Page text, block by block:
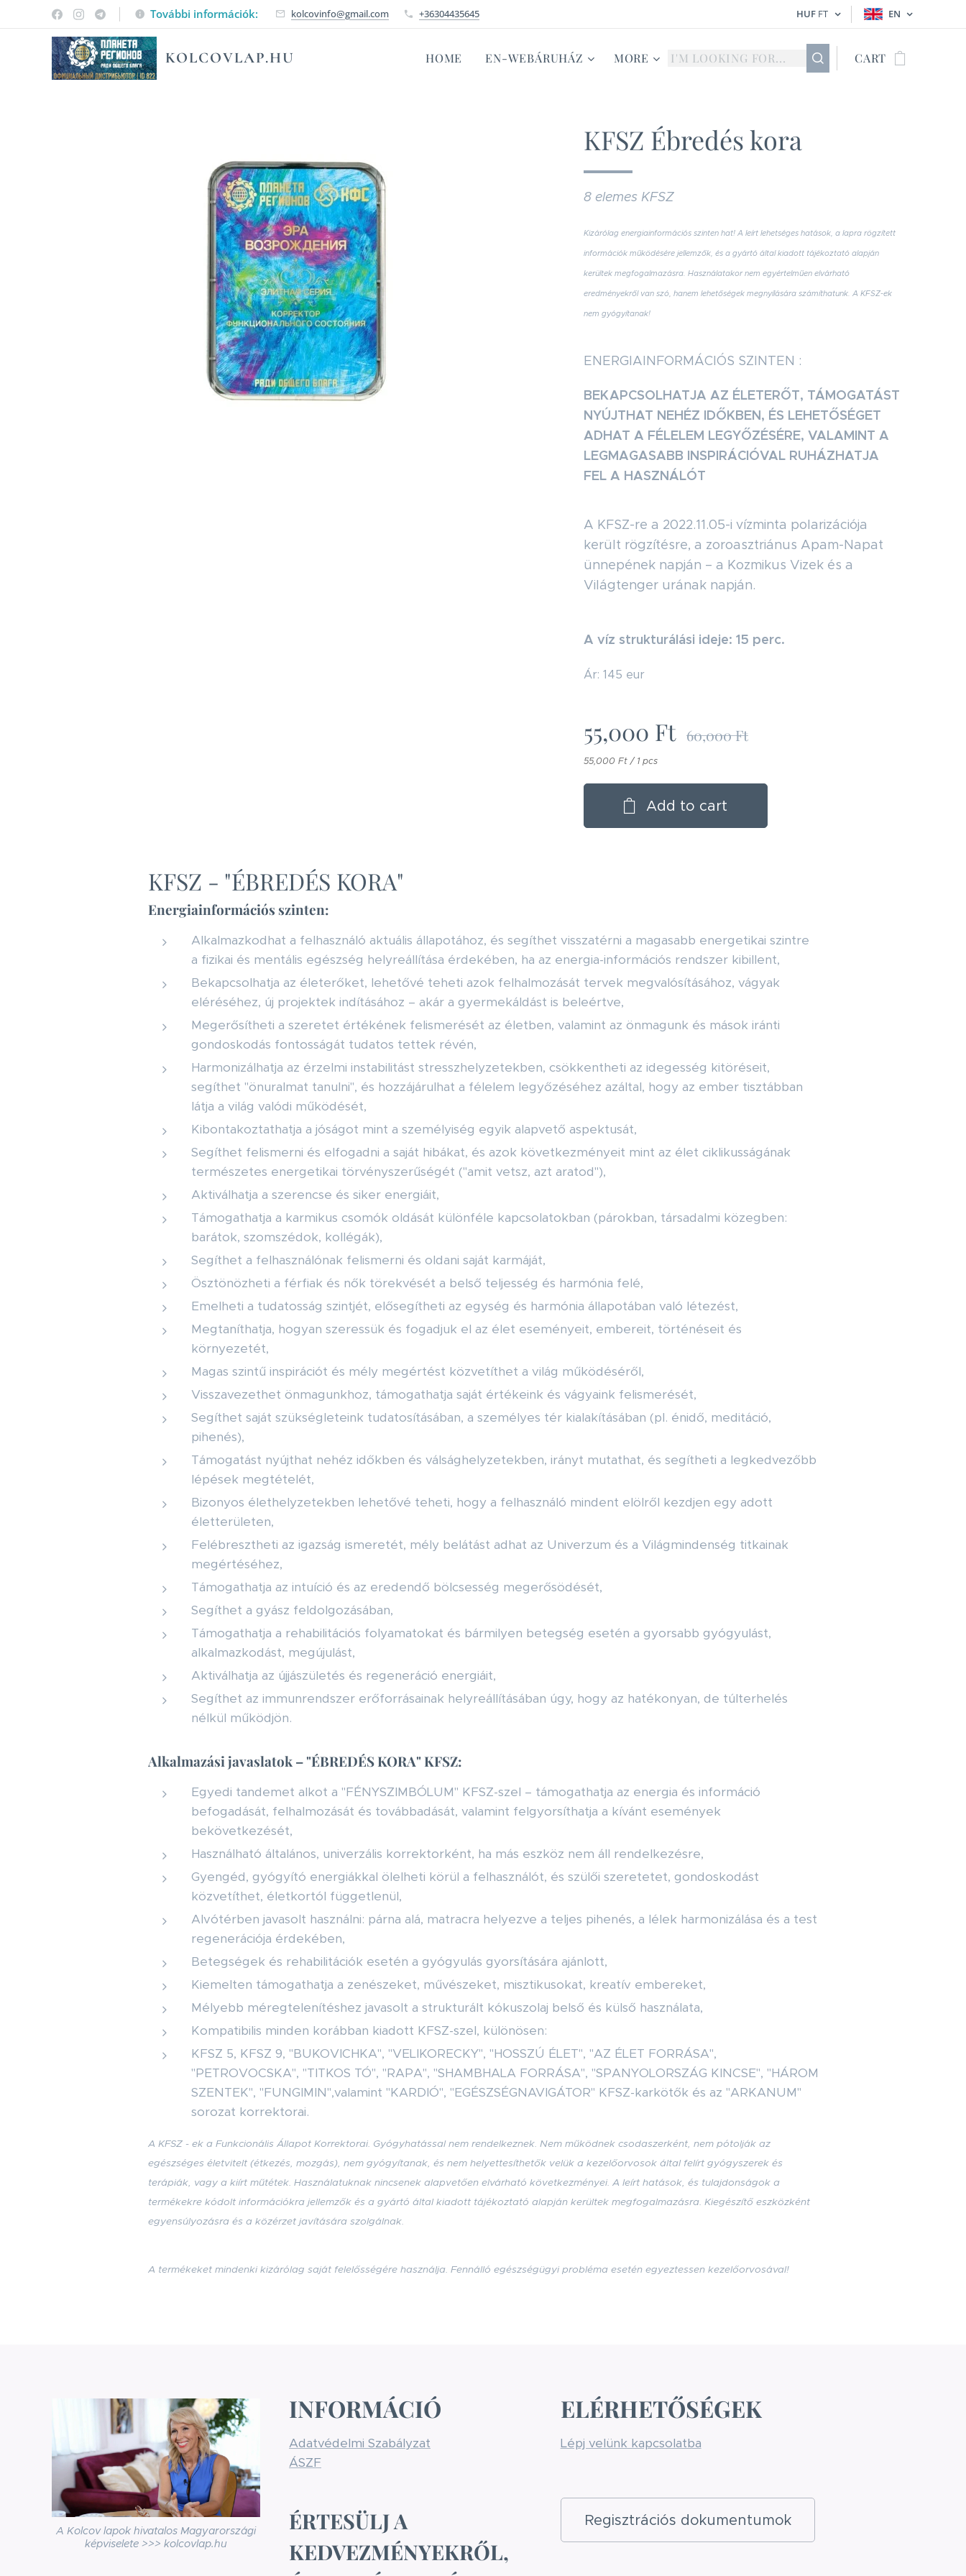
További információk: kolcovinfo@gmail.com +36304435645 HUF FT EN
KOLCOVLAP.HU HOME EN-WEBÁRUHÁZ MORE CART
KFSZ Ébredés kora
8 elemes KFSZ
Kizárólag energiainformációs szinten hat! A leírt lehetséges hatások, a lapra rögzített
információk működésére jellemzők, és a gyártó által kiadott tájékoztató alapján
kerültek megfogalmazásra. Használatakor nem egyértelműen elvárható
eredményekről van szó, hanem lehetőségek megnyílására számíthatunk. A KFSZ-ek
nem gyógyítanak!
ENERGIAINFORMÁCIÓS SZINTEN :
BEKAPCSOLHATJA AZ ÉLETERŐT, TÁMOGATÁST
NYÚJTHAT NEHÉZ IDŐKBEN, ÉS LEHETŐSÉGET
ADHAT A FÉLELEM LEGYŐZÉSÉRE, VALAMINT A
LEGMAGASABB INSPIRÁCIÓVAL RUHÁZHATJA
FEL A HASZNÁLÓT
A KFSZ-re a 2022.11.05-i vízminta polarizációja
került rögzítésre, a zoroasztriánus Apam-Napat
ünnepének napján – a Kozmikus Vizek és a
Világtenger urának napján.
A víz strukturálási ideje: 15 perc.
Ár: 145 eur
55,000 Ft 60,000Ft
55,000 Ft / 1 pcs
Add to cart
KFSZ - "ÉBREDÉS KORA"
Energiainformációs szinten:
Alkalmazkodhat a felhasználó aktuális állapotához, és segíthet visszatérni a magasabb energetikai szintre
a fizikai és mentális egészség helyreállítása érdekében, ha az energia-információs rendszer kibillent,
Bekapcsolhatja az életerőket, lehetővé teheti azok felhalmozását tervek megvalósításához, vágyak
eléréséhez, új projektek indításához – akár a gyermekáldást is beleértve,
Megerősítheti a szeretet értékének felismerését az életben, valamint az önmagunk és mások iránti
gondoskodás fontosságát tudatos tettek révén,
Harmonizálhatja az érzelmi instabilitást stresszhelyzetekben, csökkentheti az idegesség kitöréseit,
segíthet "önuralmat tanulni", és hozzájárulhat a félelem legyőzéséhez azáltal, hogy az ember tisztábban
látja a világ valódi működését,
Kibontakoztathatja a jóságot mint a személyiség egyik alapvető aspektusát,
Segíthet felismerni és elfogadni a saját hibákat, és azok következményeit mint az élet ciklikusságának
természetes energetikai törvényszerűségét ("amit vetsz, azt aratod"),
Aktiválhatja a szerencse és siker energiáit,
Támogathatja a karmikus csomók oldását különféle kapcsolatokban (párokban, társadalmi közegben:
barátok, szomszédok, kollégák),
Segíthet a felhasználónak felismerni és oldani saját karmáját,
Ösztönözheti a férfiak és nők törekvését a belső teljesség és harmónia felé,
Emelheti a tudatosság szintjét, elősegítheti az egység és harmónia állapotában való létezést,
Megtaníthatja, hogyan szeressük és fogadjuk el az élet eseményeit, embereit, történéseit és
környezetét,
Magas szintű inspirációt és mély megértést közvetíthet a világ működéséről,
Visszavezethet önmagunkhoz, támogathatja saját értékeink és vágyaink felismerését,
Segíthet saját szükségleteink tudatosításában, a személyes tér kialakításában (pl. énidő, meditáció,
pihenés),
Támogatást nyújthat nehéz időkben és válsághelyzetekben, irányt mutathat, és segítheti a legkedvezőbb
lépések megtételét,
Bizonyos élethelyzetekben lehetővé teheti, hogy a felhasználó mindent elölről kezdjen egy adott
életterületen,
Felébresztheti az igazság ismeretét, mély belátást adhat az Univerzum és a Világmindenség titkainak
megértéséhez,
Támogathatja az intuíció és az eredendő bölcsesség megerősödését,
Segíthet a gyász feldolgozásában,
Támogathatja a rehabilitációs folyamatokat és bármilyen betegség esetén a gyorsabb gyógyulást,
alkalmazkodást, megújulást,
Aktiválhatja az újjászületés és regeneráció energiáit,
Segíthet az immunrendszer erőforrásainak helyreállításában úgy, hogy az hatékonyan, de túlterhelés
nélkül működjön.
Alkalmazási javaslatok – "ÉBREDÉS KORA" KFSZ:
Egyedi tandemet alkot a "FÉNYSZIMBÓLUM" KFSZ-szel – támogathatja az energia és információ
befogadását, felhalmozását és továbbadását, valamint felgyorsíthatja a kívánt események
bekövetkezését,
Használható általános, univerzális korrektorként, ha más eszköz nem áll rendelkezésre,
Gyengéd, gyógyító energiákkal ölelheti körül a felhasználót, és szülői szeretetet, gondoskodást
közvetíthet, életkortól függetlenül,
Alvótérben javasolt használni: párna alá, matracra helyezve a teljes pihenés, a lélek harmonizálása és a test
regenerációja érdekében,
Betegségek és rehabilitációk esetén a gyógyulás gyorsítására ajánlott,
Kiemelten támogathatja a zenészeket, művészeket, misztikusokat, kreatív embereket,
Mélyebb méregtelenítéshez javasolt a strukturált kókuszolaj belső és külső használata,
Kompatibilis minden korábban kiadott KFSZ-szel, különösen:
KFSZ 5, KFSZ 9, "BUKOVICHKA", "VELIKORECKY", "HOSSZÚ ÉLET", "AZ ÉLET FORRÁSA",
"PETROVOCSKA", "TITKOS TÓ", "RAPA", "SHAMBHALA FORRÁSA", "SPANYOLORSZÁG KINCSE", "HÁROM
SZENTEK", "FUNGIMIN",valamint "KARDIÓ", "EGÉSZSÉGNAVIGÁTOR" KFSZ-karkötők és az "ARKANUM"
sorozat korrektorai.
A KFSZ - ek a Funkcionális Állapot Korrektorai. Gyógyhatással nem rendelkeznek. Nem működnek csodaszerként, nem pótolják az
egészséges életvitelt (étkezés, mozgás), nem gyógyítanak, és nem helyettesíthetők velük a kezelőorvosok által felírt gyógyszerek és
terápiák, vagy a kiírt műtétek. Használatuknak nincsenek alapvetően elvárható következményei. A leírt hatások, és tulajdonságok a
termékekre kódolt információkra jellemzők és a gyártó által kiadott tájékoztató alapján kerültek megfogalmazásra. Kiegészítő eszközként
egyensúlyozásra és a közérzet javítására szolgálnak.
A termékeket mindenki kizárólag saját felelősségére használja. Fennálló egészségügyi probléma esetén egyeztessen kezelőorvosával!
A Kolcov lapok hivatalos Magyarországi
képviselete >>> kolcovlap.hu
INFORMÁCIÓ
Adatvédelmi Szabályzat
ÁSZF
ÉRTESÜLJ A
KEDVEZMÉNYEKRŐL,
ELÉRHETŐSÉGEK
Lépj velünk kapcsolatba
Regisztrációs dokumentumok